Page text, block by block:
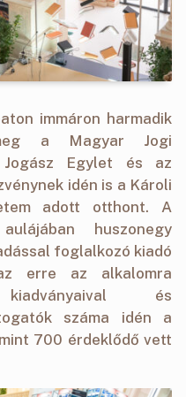
immáron harmadik
a Magyar Jogi
Egylet és az
idén is a Károli
adott otthont. A
huszonegy
foglalkozó kiadó
erre az alkalomra
és
száma idén a
700 érdeklődő vett